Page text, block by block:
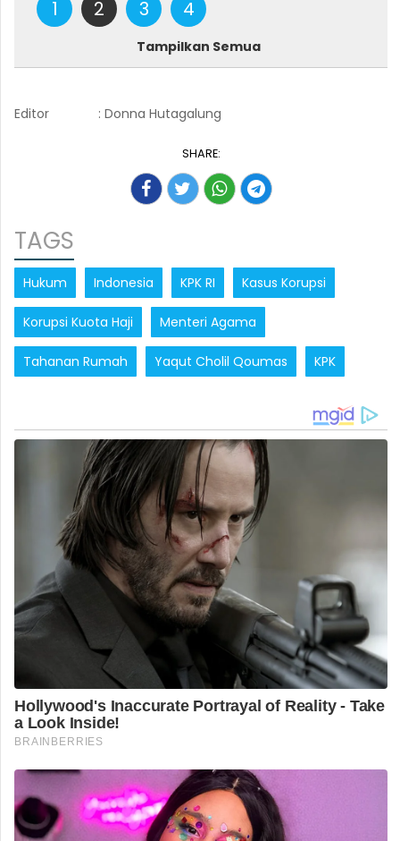
1 2 3 4
Tampilkan Semua
Editor : Donna Hutagalung
SHARE:
TAGS
Hukum Indonesia KPK RI Kasus Korupsi
Korupsi Kuota Haji Menteri Agama
Tahanan Rumah Yaqut Cholil Qoumas KPK